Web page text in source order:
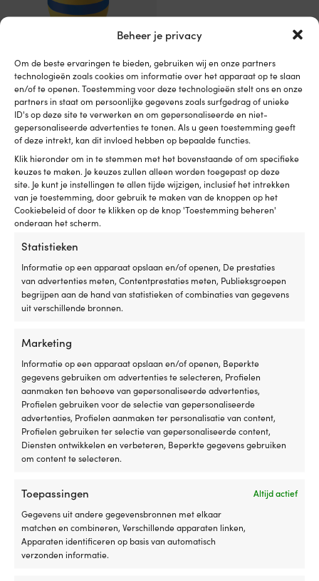
Beheer je privacy
Om de beste ervaringen te bieden, gebruiken wij en onze partners
technologieën zoals cookies om informatie over het apparaat op te slaan
en/of te openen. Toestemming voor deze technologieën stelt ons en onze
partners in staat om persoonlijke gegevens zoals surfgedrag of unieke
ID's op deze site te verwerken en om gepersonaliseerde en niet-
gepersonaliseerde advertenties te tonen. Als u geen toestemming geeft
of deze intrekt, kan dit invloed hebben op bepaalde functies.
Klik hieronder om in te stemmen met het bovenstaande of om specifieke
keuzes te maken. Je keuzes zullen alleen worden toegepast op deze
site. Je kunt je instellingen te allen tijde wijzigen, inclusief het intrekken
van je toestemming, door gebruik te maken van de knoppen op het
Cookiebeleid of door te klikken op de knop 'Toestemming beheren'
onderaan het scherm.
Statistieken
Informatie op een apparaat opslaan en/of openen, De prestaties
van advertenties meten, Contentprestaties meten, Publieksgroepen
begrijpen aan de hand van statistieken of combinaties van gegevens
uit verschillende bronnen.
Marketing
Informatie op een apparaat opslaan en/of openen, Beperkte
gegevens gebruiken om advertenties te selecteren, Profielen
aanmaken ten behoeve van gepersonaliseerde advertenties,
Profielen gebruiken voor de selectie van gepersonaliseerde
advertenties, Profielen aanmaken ter personalisatie van content,
Profielen gebruiken ter selectie van gepersonaliseerde content,
Diensten ontwikkelen en verbeteren, Beperkte gegevens gebruiken
om content te selecteren.
Toepassingen
Altijd actief
Gegevens uit andere gegevensbronnen met elkaar
matchen en combineren, Verschillende apparaten linken,
Apparaten identificeren op basis van automatisch
verzonden informatie.
Meerboei Polyform MR40,
onzinkbaar, Ø28.5 cm x 40 cm,
korte pen (14 cm), geel
149,99€
Btw incl.
BESCHIKBAAR VIA
De eenvoudigste prijsgarantie ter
wereld!
Koop nu, vergelijk later.
supereenvoudig: wij matchen prijzen van alle
winkels wereldwijd. Je kunt rustig je spullen nu
kopen – vind je ze binnen 14 dagen goedkoper bij
een andere winkel, dan passen wij de prijs
achteraf aan. Geen rare voorwaarden.
Lees meer over onze prijsgarantie
Zweeds grootste winkel voor bootaccessoires – nu ook